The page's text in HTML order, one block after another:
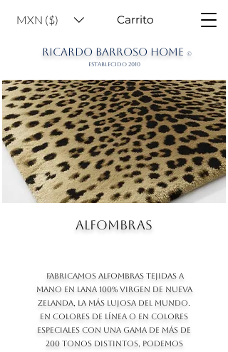
MXN ($)
RICARDO BARROSO HOME ©
ESTABLECIDO 2010
Carrito
ALFOMBRAS
FABRICAMOS ALFOMBRAS TEJIDAS A
MANO EN LANA 100% VIRGEN DE NUEVA
ZELANDA, LA MÁS LUJOSA DEL MUNDO.
EN COLORES DE LÍNEA O EN COLORES
ESPECIALES CON UNA GAMA DE MÁS DE
200 TONOS DISTINTOS, PODEMOS